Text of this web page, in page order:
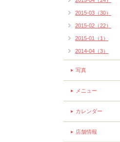
2015-03（30）
2015-02（22）
2015-01（1）
2014-04（3）
写真
メニュー
カレンダー
店舗情報